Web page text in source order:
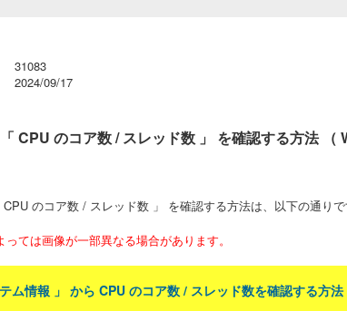
31083
09/17
CPU のコア数 / スレッド数 」 を確認する方法 （
のコア数 / スレッド数 」 を確認する方法は、以下の通りで
ては画像が一部異なる場合があります。
ム情報 」 から CPU のコア数 / スレッド数を確認する方法